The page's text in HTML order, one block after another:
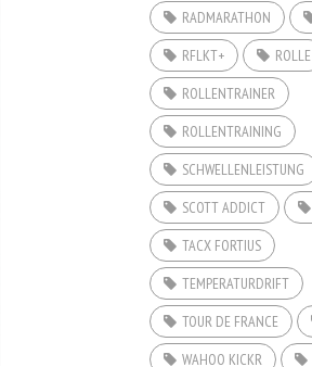
RADMARATHON
RFLKT+
ROLLE
ROLLENTRAINER
ROLLENTRAINING
SCHWELLENLEISTUNG
SCOTT ADDICT
TACX FORTIUS
TEMPERATURDRIFT
TOUR DE FRANCE
WAHOO KICKR